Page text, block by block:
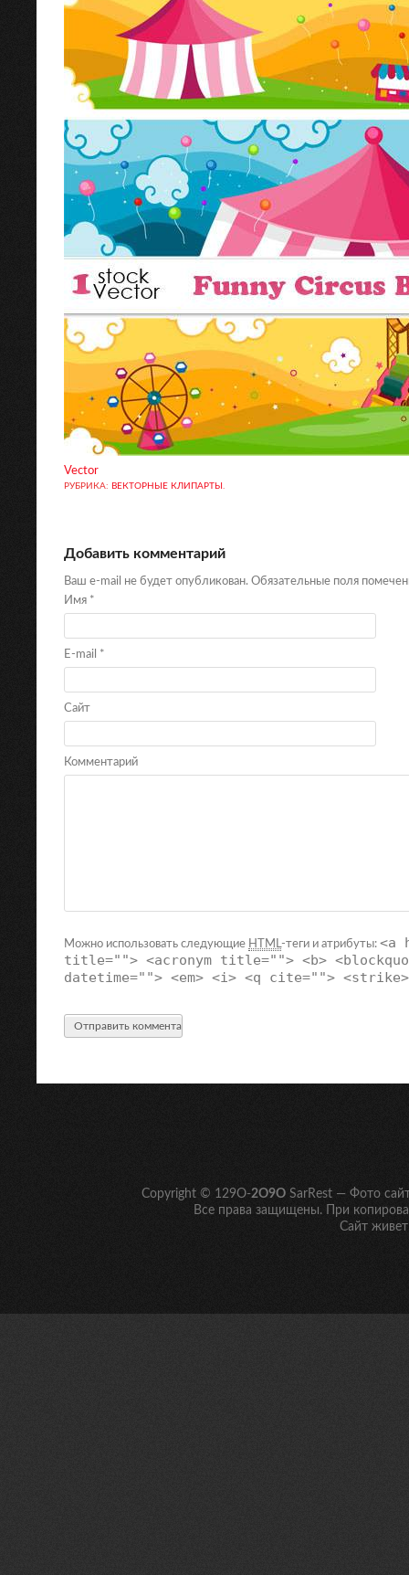
Vector
РУБРИКА: ВЕКТОРНЫЕ КЛИПАРТЫ .
Добавить комментарий
Ваш e-mail не будет опубликован. Обязательные поля
Имя *
E-mail *
Сайт
Комментарий
Можно использовать следующие HTML-теги и атрибуты: <a
title=""> <acronym title=""> <b>
datetime=""> <em> <i> <q cite="">
Copyright © 129O-2O9O SarRest — Фото
Все права защищены. При
Сайт живет